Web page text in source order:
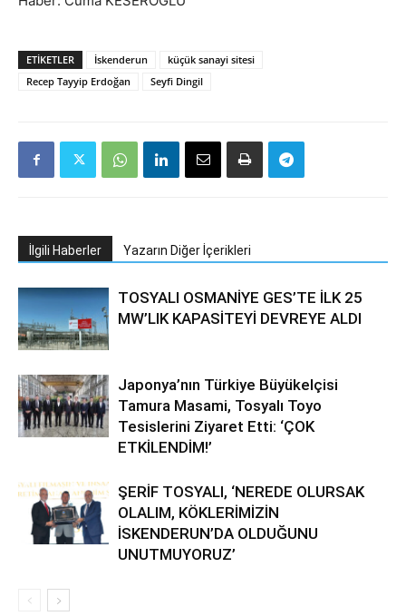
ETIKETLER İskenderun
küçük sanayi sitesi
Recep Tayyip Erdoğan
Seyfi Dingil
İlgili Haberler Yazarın Diğer İçerikleri
TOSYALI OSMANİYE GES’TE İLK 25
MW’LIK KAPASİTEYİ DEVREYE ALDI
Japonya’nın Türkiye Büyükelçisi
Tamura Masami, Tosyalı Toyo
Tesislerini Ziyaret Etti: ‘ÇOK
ETKİLENDİM!’
ŞERİF TOSYALI, ‘NEREDE OLURSAK
OLALIM, KÖKLERİMİZİN
İSKENDERUN’DA OLDUĞUNU
UNUTMUYORUZ’